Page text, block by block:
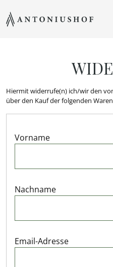
Hiermit widerrufe(n) ich/wir den
über den Kauf der folgenden
Vorname
Nachname
Email-Adresse